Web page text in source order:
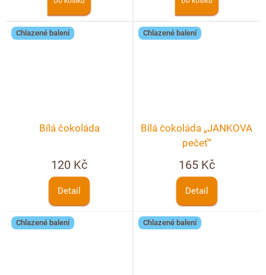
Chlazené balení
Bílá čokoláda
120 Kč
Detail
Chlazené balení
Bílá čokoláda „JANKOVA
pečeť“
165 Kč
Detail
Chlazené balení Chlazené balení